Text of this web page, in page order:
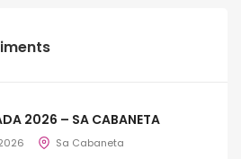
2026 – SA CABANETA
Sa Cabaneta